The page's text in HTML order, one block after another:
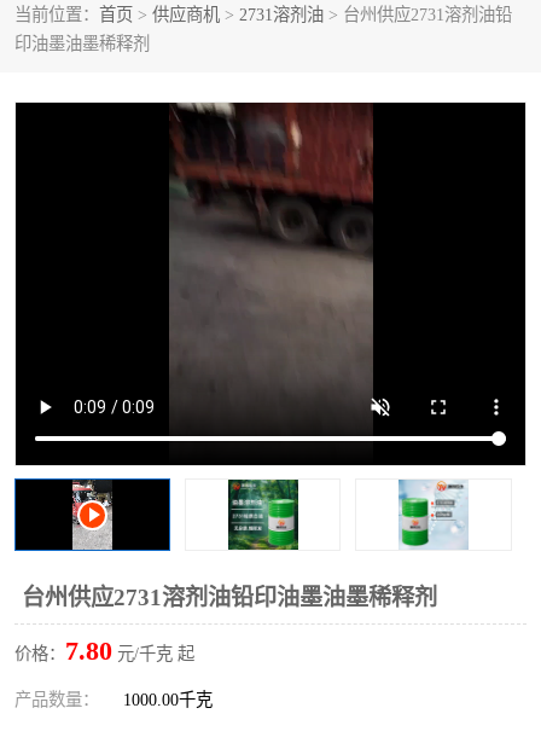
当前位置： 首页 > 供应商机 > 2731溶剂油 > 台州供应2731溶剂油铅
印油墨油墨稀释剂
台州供应2731溶剂油铅印油墨油墨稀释剂
价格： 7.80 元/千克 起
产品数量： 1000.00千克
异构烷烃 天然乳胶
26+32号化妆级白油 46+68号化妆级白油